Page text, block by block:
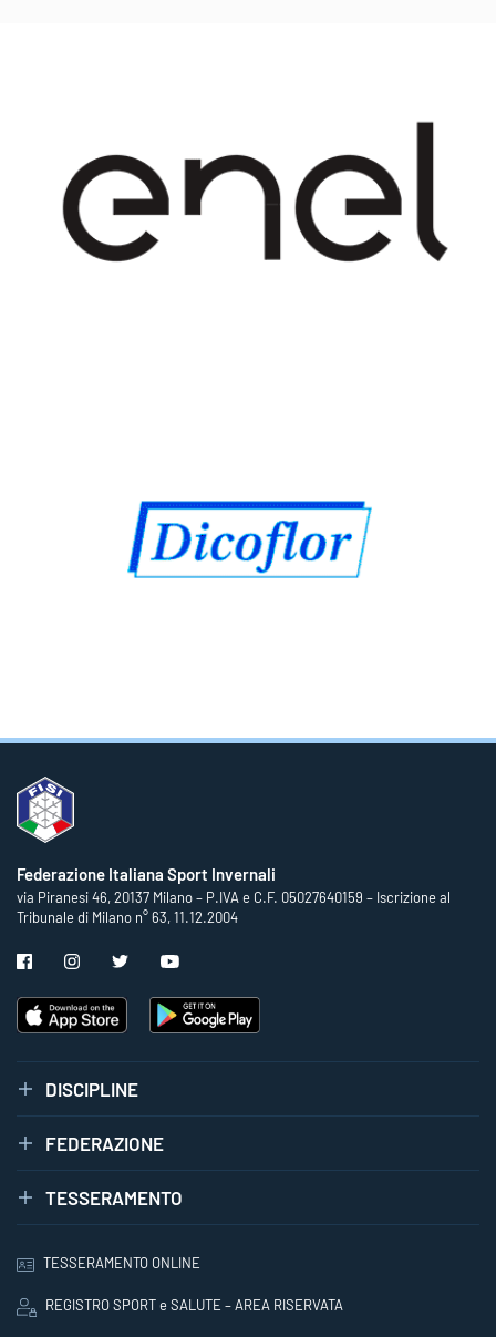
Federazione Italiana Sport Invernali
via Piranesi 46, 20137 Milano – P.IVA e C.F. 05027640159 – Iscrizione al
Tribunale di Milano n° 63, 11.12.2004
DISCIPLINE
FEDERAZIONE
TESSERAMENTO
TESSERAMENTO ONLINE
REGISTRO SPORT e SALUTE – AREA RISERVATA